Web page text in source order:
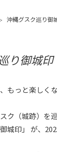
沖縄グスク巡り
り御城印
もっと楽しくな
ク（城跡）を
城印」 が、